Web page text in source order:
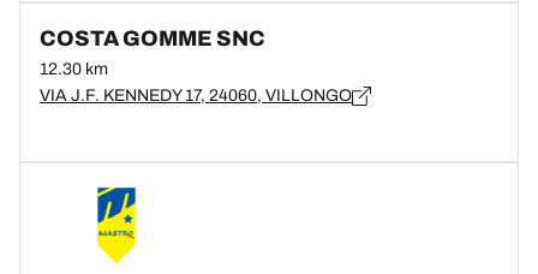
COSTA GOMME SNC
12.30 km
VIA J.F. KENNEDY 17, 24060, VILLONGO